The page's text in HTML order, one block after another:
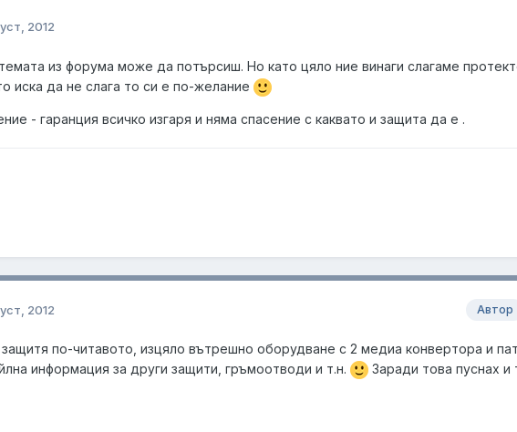
2012
из форума може да потърсиш. Но като цяло ние винаги слагаме
иска да не слага то си е по-желание
- гаранция всичко изгаря и няма спасение с каквато и защита да е .
Автор
2012
по-читавото, изцяло вътрешно оборудване с 2 медиа конвертора и
информация за други защити, гръмоотводи и т.н.
Заради това пуснах и